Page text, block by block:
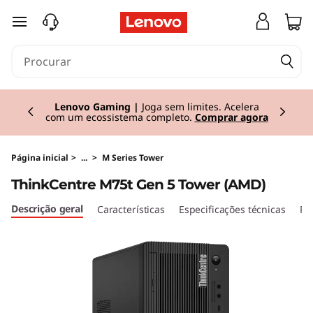
T
k
C
n
saltar para o conteúdo principal
Lenovo Gaming | Joga sem limites. Acelera
com um ecossistema completo. Comprar agora
Página inicial > ... > M Series Tower
ThinkCentre M75t Gen 5 Tower (AMD)
Descrição geral Características Especificações técnicas